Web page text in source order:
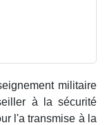
militaire
à la sécurité
l'a transmise à la